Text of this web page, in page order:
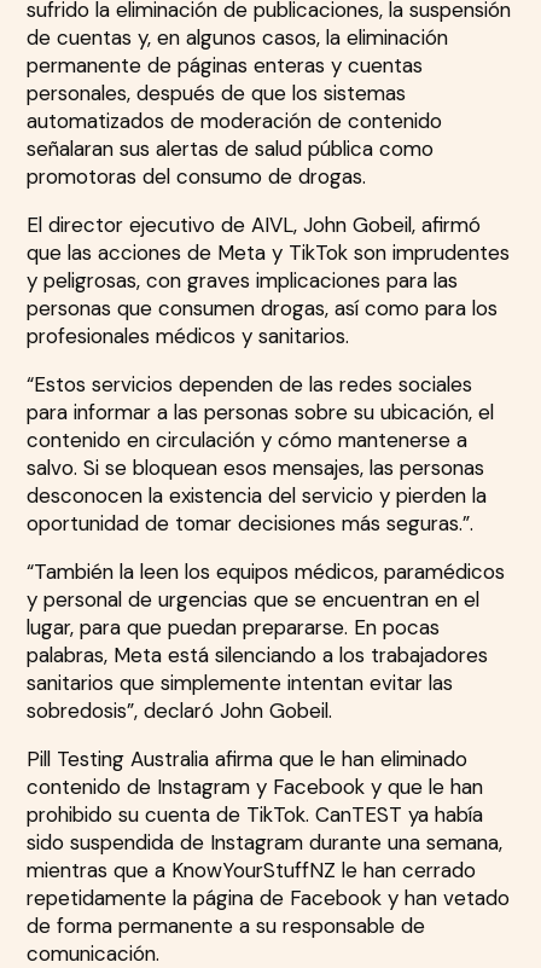
sufrido la eliminación de publicaciones, la suspensión
de cuentas y, en algunos casos, la eliminación
permanente de páginas enteras y cuentas
personales, después de que los sistemas
automatizados de moderación de contenido
señalaran sus alertas de salud pública como
promotoras del consumo de drogas.
El director ejecutivo de AIVL, John Gobeil, afirmó
que las acciones de Meta y TikTok son imprudentes
y peligrosas, con graves implicaciones para las
personas que consumen drogas, así como para los
profesionales médicos y sanitarios.
“Estos servicios dependen de las redes sociales
para informar a las personas sobre su ubicación, el
contenido en circulación y cómo mantenerse a
salvo. Si se bloquean esos mensajes, las personas
desconocen la existencia del servicio y pierden la
oportunidad de tomar decisiones más seguras.”.
“También la leen los equipos médicos, paramédicos
y personal de urgencias que se encuentran en el
lugar, para que puedan prepararse. En pocas
palabras, Meta está silenciando a los trabajadores
sanitarios que simplemente intentan evitar las
sobredosis”, declaró John Gobeil.
Pill Testing Australia afirma que le han eliminado
contenido de Instagram y Facebook y que le han
prohibido su cuenta de TikTok. CanTEST ya había
sido suspendida de Instagram durante una semana,
mientras que a KnowYourStuffNZ le han cerrado
repetidamente la página de Facebook y han vetado
de forma permanente a su responsable de
comunicación.